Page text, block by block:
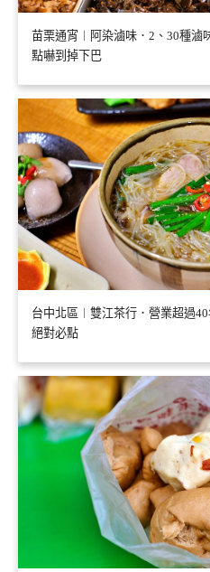
苗栗通宵︱阿染滷味．2、30種滷
點嚇到掉下巴
台中北區︱雙江茶行．營業超過
絕對必點